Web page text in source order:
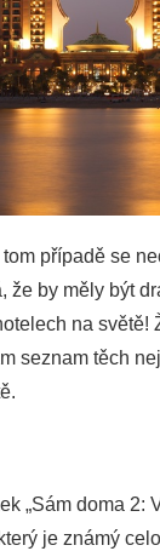
případě se
že by měly být
na
seznam těch
„Sám doma 2:
je známý